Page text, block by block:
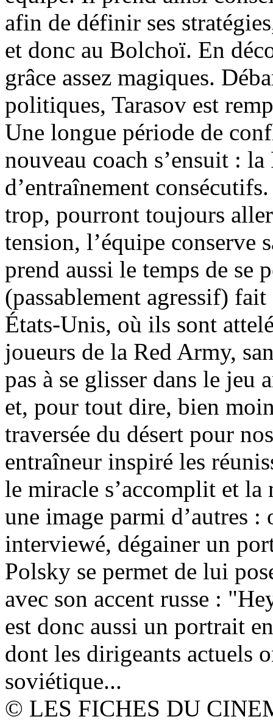
afin de définir ses
et donc au Bolchoï. En
grâce assez magiques.
politiques, Tarasov est
Une longue période de
nouveau coach s’ensuit :
d’entraînement
trop, pourront toujours
tension, l’équipe conserve
prend aussi le temps de se
(passablement agressif)
États-Unis, où ils sont
joueurs de la Red Army,
pas à se glisser dans le
et, pour tout dire, bien
traversée du désert pour
entraîneur inspiré les
le miracle s’accomplit et
une image parmi d’autres
interviewé, dégainer un
Polsky se permet de lui
avec son accent russe :
est donc aussi un portrait
dont les dirigeants actuels
soviétique...
© LES FICHES DU